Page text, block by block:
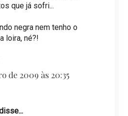
que já sofri...
negra nem tenho o
loira, né?!
de 2009 às 20:35